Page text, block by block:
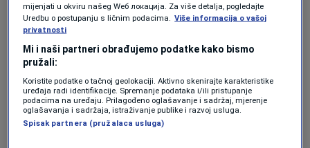
Vedran Drljević
Krajina zaboravljena od države: Bez
izgradnja aerodroma kao posljednja
šansa
Vedran Drljević
mijenjati u okviru našeg Wеб локација. Za više detalja, pogledajte
Uredbu o postupanju s ličnim podacima.
Više informacija o vašoj
privatnosti
Mi i naši partneri obrađujemo podatke kako bismo
pružali:
Koristite podatke o tačnoj geolokaciji. Aktivno skenirajte karakteristike
uređaja radi identifikacije. Spremanje podataka i/ili pristupanje
podacima na uređaju. Prilagođeno oglašavanje i sadržaj, mjerenje
oglašavanja i sadržaja, istraživanje publike i razvoj usluga.
Spisak partnera (pružalaca usluga)